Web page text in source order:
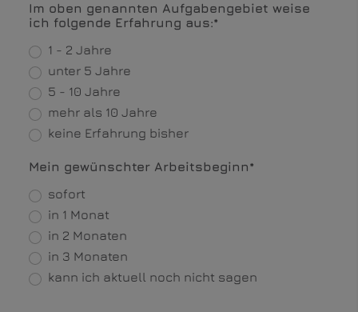
Im oben genannten Aufgabengebiet weise
ich folgende Erfahrung aus:*
1 - 2 Jahre
unter 5 Jahre
5 - 10 Jahre
mehr als 10 Jahre
keine Erfahrung bisher
Mein gewünschter Arbeitsbeginn*
sofort
in 1 Monat
in 2 Monaten
in 3 Monaten
kann ich aktuell noch nicht sagen